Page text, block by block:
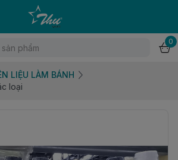
0
LIỆU LÀM BÁNH
loại